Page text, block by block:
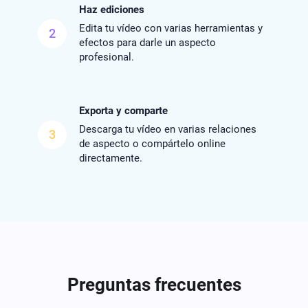
2
Haz ediciones
Edita tu vídeo con varias herramientas y
efectos para darle un aspecto
profesional.
3
Exporta y comparte
Descarga tu vídeo en varias relaciones
de aspecto o compártelo online
directamente.
Preguntas frecuentes